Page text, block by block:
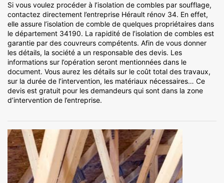
Si vous voulez procéder à l’isolation de combles par soufflage,
contactez directement l’entreprise Hérault rénov 34. En effet,
elle assure l’isolation de comble de quelques propriétaires dans
le département 34190. La rapidité de l’isolation de combles est
garantie par des couvreurs compétents. Afin de vous donner
les détails, la société a un responsable des devis. Les
informations sur l’opération seront mentionnées dans le
document. Vous aurez les détails sur le coût total des travaux,
sur la durée de l’intervention, les matériaux nécessaires… Ce
devis est gratuit pour les demandeurs qui sont dans la zone
d’intervention de l’entreprise.